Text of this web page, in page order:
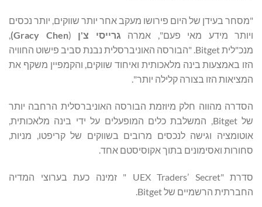
"מסחר בעידן של היום פירושו מעקב אחר יותר שווקים, יותר נכסים
ויותר מידע מאי פעם", אמרה גרייסי צ'ן (
Gracy Chen
)
,
מנכ"לית Bitget. "הבורסה האוניברסלית נבנת סביב פישוט החוויה
הזו באמצעות בינה מלאכותית ואיחוד שווקים, והקמפיין משקף את
המציאות הזו בצורה קלילה יותר".
הסדרה מהווה חלק מיוזמת הבורסה האוניברסלית הרחבה יותר
של Bitget, המשלבת כלים המופעלים על ידי בינה מלאכותית,
אוטומציה וגישה לנכסים מרובים בשווקים של קריפטו, מניות,
סחורות ואסימונים בתוך אקוסיסטם אחד.
סדרת "UEX Traders’ Secret " זמינה כעת בערוצי המדיה
החברתית הרשמיים של Bitget.